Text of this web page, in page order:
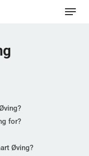
Meny
for?
Øving?